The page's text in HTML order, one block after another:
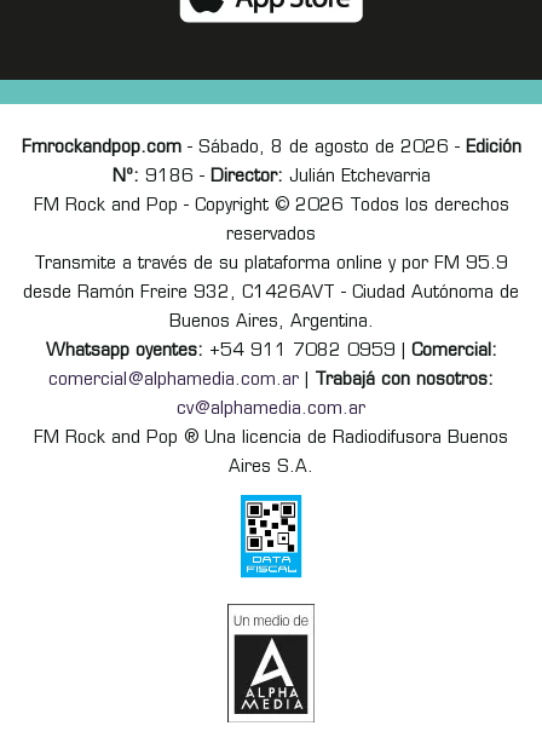
Fmrockandpop.com- Sábado, 8 de agosto de 2026 - Edición
Nº: 9186 - Director: Julián Etchevarria
FM Rock and Pop - Copyright © 2026 Todos los derechos
reservados
Transmite a través de su plataforma online y por FM 95.9
desde Ramón Freire 932, C1426AVT - Ciudad Autónoma de
Buenos Aires, Argentina.
Whatsapp oyentes: +54 911 7082 0959 | Comercial:
comercial@alphamedia.com.ar
Trabajá con nosotros:
cv@alphamedia.com.ar
FM Rock and Pop ® Una licencia de Radiodifusora Buenos
Aires S.A.